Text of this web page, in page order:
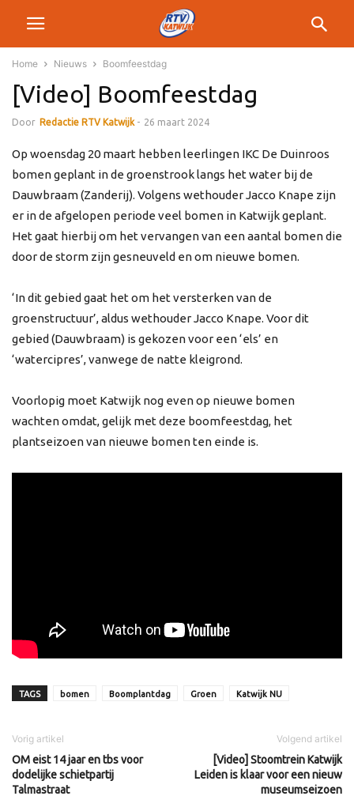
Home Nieuws Boomfeestdag
[Video] Boomfeestdag
Door Redactie RTV Katwijk - 26 maart 2024
Op woensdag 20 maart hebben leerlingen IKC De Duinroos
bomen geplant in de groenstrook langs het water bij de
Dauwbraam (Zanderij). Volgens wethouder Jacco Knape zijn
er in de afgelopen periode veel bomen in Katwijk geplant.
Het gaat hierbij om het vervangen van een aantal bomen die
door de storm zijn gesneuveld en om nieuwe bomen.
‘In dit gebied gaat het om het versterken van de
groenstructuur’, aldus wethouder Jacco Knape. Voor dit
gebied (Dauwbraam) is gekozen voor een ‘els’ en
‘watercipres’, vanwege de natte kleigrond.
Voorlopig moet Katwijk nog even op nieuwe bomen
wachten omdat, gelijk met deze boomfeestdag, het
plantseizoen van nieuwe bomen ten einde is.
TAGS bomen Boomplantdag Groen Katwijk NU
Vorig artikel
OM eist 14 jaar en tbs voor
dodelijke schietpartij
Talmastraat
Volgend artikel
[Video] Stoomtrein Katwijk
Leiden is klaar voor een nieuw
museumseizoen